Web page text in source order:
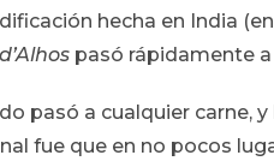
hecha en India
pasó rápidamente
pasó a cualquier carne,
fue que en no pocos